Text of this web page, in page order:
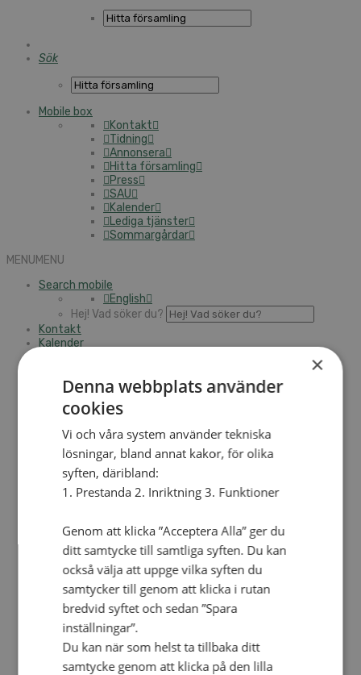
Sök
Mobile box
Kontakt
Tidning
Annonsera
Hitta församling
Press
SAU
Kalender
Lediga tjänster
Sommargårdar
MENUMENU
Search mobile
English
Hej! Vad söker du?
Kontakt
Kalender
FÖR FÖRSAMLINGAR
FÖRDJUPNING OCH UTVECKLING
Missionella initiativ
Apollos – församlingsutveckling
Smågrupper
Gudstjänst
Integrationsarbete
För barns bästa – överallt
Missionsinspiratörens verktygslåda
PRAKTISKT
Materialbank
Redovisning och lönehantering
Kyrkoavgiften
LOGGA IN
×
Denna webbplats använder
cookies
Vi och våra system använder tekniska
lösningar, bland annat kakor, för olika
syften, däribland:
1. Prestanda 2. Inriktning 3. Funktioner
Genom att klicka ”Acceptera Alla” ger du
ditt samtycke till samtliga syften. Du kan
också välja att uppge vilka syften du
samtycker till genom att klicka i rutan
bredvid syftet och sedan ”Spara
inställningar”.
Du kan när som helst ta tillbaka ditt
samtycke genom att klicka på den lilla